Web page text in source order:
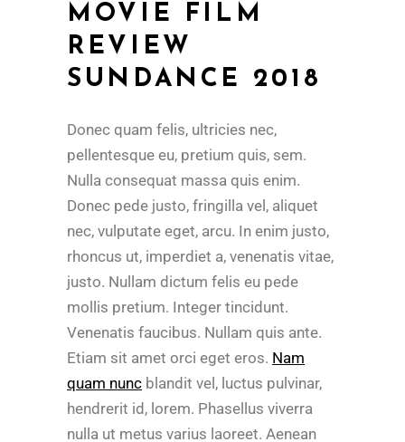
MOVIE FILM
REVIEW
SUNDANCE 2018
Donec quam felis, ultricies nec,
pellentesque eu, pretium quis, sem.
Nulla consequat massa quis enim.
Donec pede justo, fringilla vel, aliquet
nec, vulputate eget, arcu. In enim justo,
rhoncus ut, imperdiet a, venenatis vitae,
justo. Nullam dictum felis eu pede
mollis pretium. Integer tincidunt.
Venenatis faucibus. Nullam quis ante.
Etiam sit amet orci eget eros. Nam
quam nunc blandit vel, luctus pulvinar,
hendrerit id, lorem. Phasellus viverra
nulla ut metus varius laoreet. Aenean